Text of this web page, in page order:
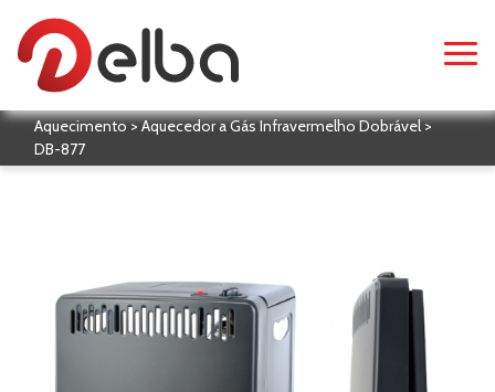
Aquecimento > Aquecedor a Gás Infravermelho Dobrável >
DB-877